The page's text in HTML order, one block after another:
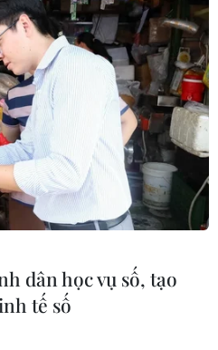
dân học vụ số, tạo
tế số